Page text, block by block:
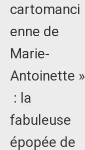
cartomanci
enne de
Marie-
Antoinette »
: la
fabuleuse
épopée de